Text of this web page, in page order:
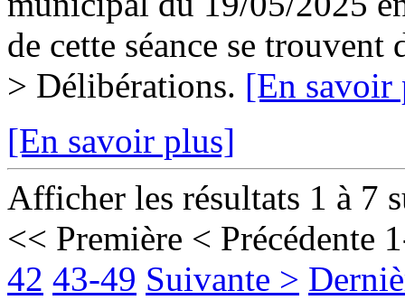
de cette séance se
> Délibérations. [En savoir
[En savoir plus]
Afficher les résultats 1 à 7
<< Première < Précédente
42 43-49 Suivante >